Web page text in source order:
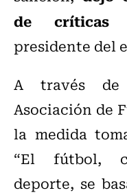
de críticas
presidente del
A través de
Asociación de
la medida
“El fútbol,
deporte, se